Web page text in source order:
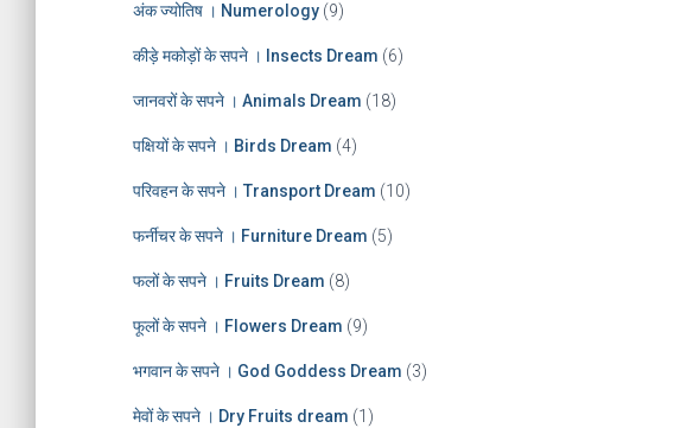
अंक ज्योतिष । Numerology (9)
कीड़े मकोड़ों के सपने । Insects Dream (6)
जानवरों के सपने । Animals Dream (18)
पक्षियों के सपने । Birds Dream (4)
परिवहन के सपने । Transport Dream (10)
फर्नीचर के सपने । Furniture Dream (5)
फलों के सपने । Fruits Dream (8)
फूलों के सपने । Flowers Dream (9)
भगवान के सपने । God Goddess Dream (3)
मेवों के सपने । Dry Fruits dream (1)